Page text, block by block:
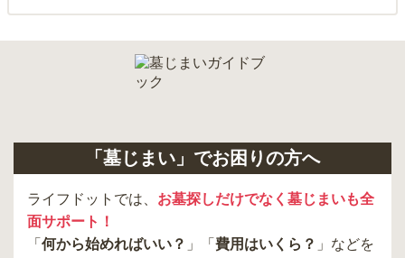
「墓じまい」でお困りの方へ
ライフドットでは、 お墓探しだけでなく墓じまいも全
面サポート！
「 何から始めればいい？ 」「 費用はいくら？ 」などを